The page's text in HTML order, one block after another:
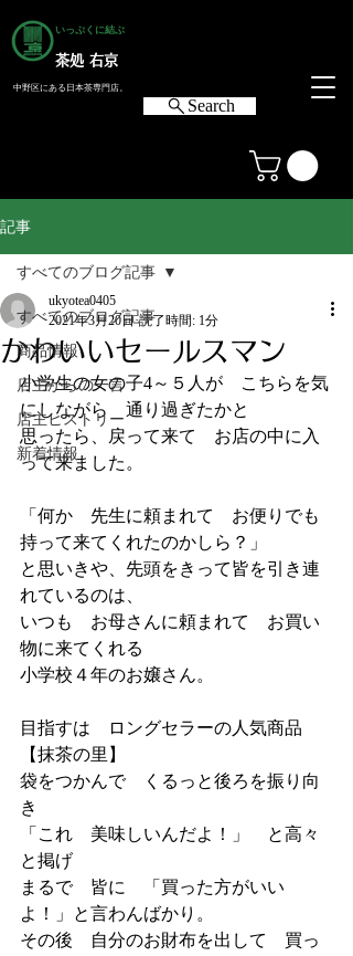
いっぷくに結ぶ
茶処 右京
中野区にある日本茶専門店。
Search
記事
すべてのブログ記事
商品情報
店主からの一言
店主ヒストリー
新着情報
すべてのブログ記事
かわいいセールスマン
ukyotea0405
2021年3月20日 読了時間: 1分
小学生の女の子4～５人が　こちらを気
にしながら　通り過ぎたかと
思ったら、戻って来て　お店の中に入
って来ました。
「何か　先生に頼まれて　お便りでも
持って来てくれたのかしら？」
と思いきや、先頭をきって皆を引き連
れているのは、
いつも　お母さんに頼まれて　お買い
物に来てくれる
小学校４年のお嬢さん。
目指すは　ロングセラーの人気商品
【抹茶の里】
袋をつかんで　くるっと後ろを振り向
き
「これ　美味しいんだよ！」　と高々
と掲げ
まるで　皆に　「買った方がいい
よ！」と言わんばかり。
その後　自分のお財布を出して　買っ